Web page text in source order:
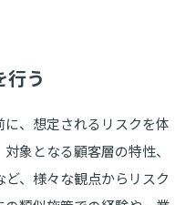
行う
、想定されるリスクを体
象となる顧客層の特性、
、様々な観点からリスク